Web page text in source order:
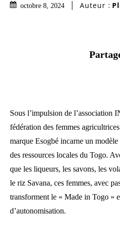
octobre 8, 2024 Auteur :
Sous l’impulsion de
fédération des femmes
marque Esogbé incarne un
des ressources locales du Togo.
que les liqueurs, les savons, les
le riz Savana, ces femmes, avec
transforment le « Made in Togo »
d’autonomisation.